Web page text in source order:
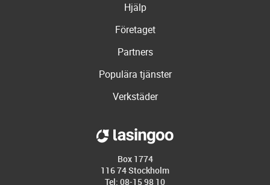
Hjälp
Företaget
Partners
Populära tjänster
Verkstäder
Box 1774
116 74 Stockholm
Tel: 08-15 98 10